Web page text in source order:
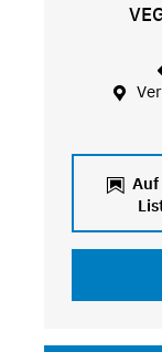
Auf